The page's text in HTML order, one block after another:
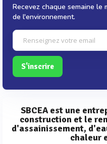
Recevez chaque semaine
de l'environnement.
S'inscrire
SBCEA est une
construction et le
d'assainissement,
chaleur